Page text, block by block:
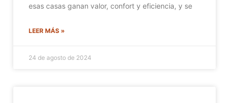
esas casas ganan valor, confort y eficiencia, y se
LEER MÁS »
24 de agosto de 2024